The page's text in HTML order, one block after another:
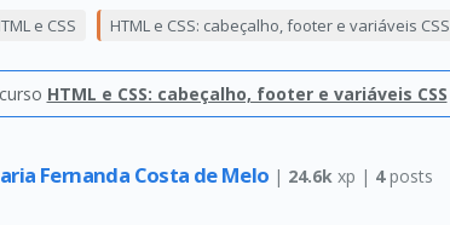
e CSS HTML e CSS: cabeçalho, footer e variáveis CSS
HTML e CSS: cabeçalho, footer e variáveis CSS
Fernanda Costa de Melo | 24.6k xp | 4posts